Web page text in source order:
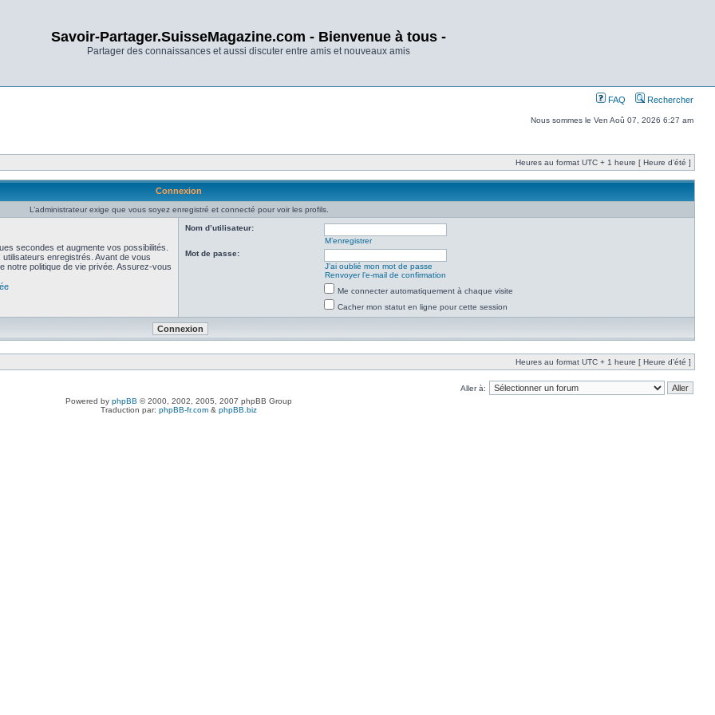
Savoir-Partager.SuisseMagazine.com - Bienvenue à tous -
Partager des connaissances et aussi discuter entre amis et nouveaux amis
FAQ Rechercher
Nous sommes le Ven Aoû 07, 2026 6:27 am
Heures au format UTC + 1 heure [ Heure d’été ]
Connexion
L’administrateur exige que vous soyez enregistré et connecté pour voir les profils.
secondes et augmente vos possibilités.
enregistrés. Avant de vous
notre politique de vie privée. Assurez-vous
Nom d’utilisateur:
M’enregistrer
Mot de passe:
J’ai oublié mon mot de passe
Renvoyer l’e-mail de confirmation
Me connecter automatiquement à chaque visite
Cacher mon statut en ligne pour cette session
Heures au format UTC + 1 heure [ Heure d’été ]
Aller à:
Powered by phpBB © 2000, 2002, 2005, 2007 phpBB Group
Traduction par: phpBB-fr.com & phpBB.biz